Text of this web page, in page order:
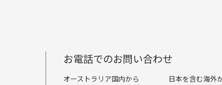
お電話でのお問い合わせ
オーストラリア国内から 日本を含む海外